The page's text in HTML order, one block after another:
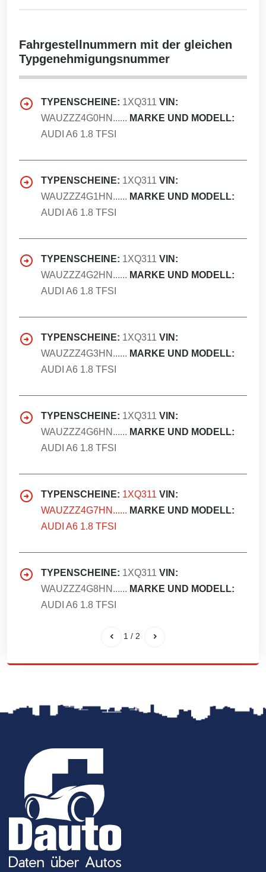
Fahrgestellnummern mit der gleichen
Typgenehmigungsnummer
TYPENSCHEINE: 1XQ311 VIN:
WAUZZZ4G0HN...... MARKE UND MODELL:
AUDI A6 1.8 TFSI
TYPENSCHEINE: 1XQ311 VIN:
WAUZZZ4G1HN...... MARKE UND MODELL:
AUDI A6 1.8 TFSI
TYPENSCHEINE: 1XQ311 VIN:
WAUZZZ4G2HN...... MARKE UND MODELL:
AUDI A6 1.8 TFSI
TYPENSCHEINE: 1XQ311 VIN:
WAUZZZ4G3HN...... MARKE UND MODELL:
AUDI A6 1.8 TFSI
TYPENSCHEINE: 1XQ311 VIN:
WAUZZZ4G6HN...... MARKE UND MODELL:
AUDI A6 1.8 TFSI
TYPENSCHEINE: 1XQ311 VIN:
WAUZZZ4G7HN...... MARKE UND MODELL:
AUDI A6 1.8 TFSI
TYPENSCHEINE: 1XQ311 VIN:
WAUZZZ4G8HN...... MARKE UND MODELL:
AUDI A6 1.8 TFSI
1 / 2